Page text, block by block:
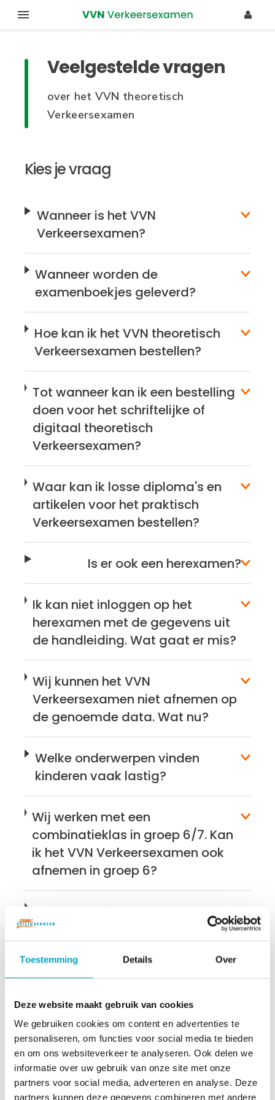
Toestemming Details Over
Deze website maakt gebruik van cookies
We gebruiken cookies om content en advertenties te
personaliseren, om functies voor social media te bieden
en om ons websiteverkeer te analyseren. Ook delen we
informatie over uw gebruik van onze site met onze
partners voor social media, adverteren en analyse. Deze
partners kunnen deze gegevens combineren met andere
O
r
l
a
a
r
i
n
h
o
u
d
g
a
a
n
k
s
m
e
n
u
Veelgestelde vragen
over het VVN theoretisch
Verkeersexamen
Kies je vraag
Wanneer is het VVN
Verkeersexamen?
Wanneer worden de
examenboekjes geleverd?
Hoe kan ik het VVN theoretisch
Verkeersexamen bestellen?
Tot wanneer kan ik een bestelling
doen voor het schriftelijke of
digitaal theoretisch
Verkeersexamen?
Waar kan ik losse diploma's en
artikelen voor het praktisch
Verkeersexamen bestellen?
Is er ook een herexamen?
Ik kan niet inloggen op het
herexamen met de gegevens uit
de handleiding. Wat gaat er mis?
Wij kunnen het VVN
Verkeersexamen niet afnemen op
de genoemde data. Wat nu?
Welke onderwerpen vinden
kinderen vaak lastig?
Wij werken met een
combinatieklas in groep 6/7. Kan
ik het VVN Verkeersexamen ook
afnemen in groep 6?
Kunnen leerlingen met
leesproblemen het examen
materiaal voor beschikbaar?
Ik heb al een bestelling geplaatst.
Kan ik alsnog gebruik maken van
de subsidie?